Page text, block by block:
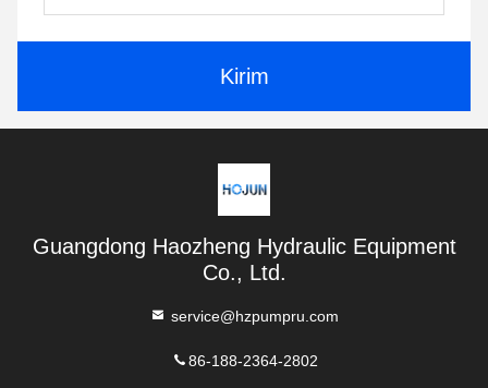
Kirim
Guangdong Haozheng Hydraulic Equipment
Co., Ltd.
service@hzpumpru.com
86-188-2364-2802